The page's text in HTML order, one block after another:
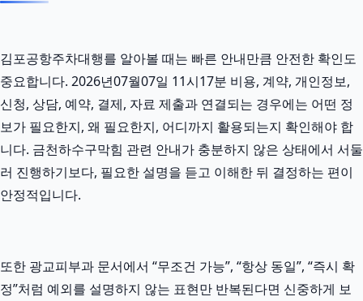
김포공항주차대행를 알아볼 때는 빠른 안내만큼 안전한 확인도
중요합니다. 2026년07월07일 11시17분 비용, 계약, 개인정보,
신청, 상담, 예약, 결제, 자료 제출과 연결되는 경우에는 어떤 정
보가 필요한지, 왜 필요한지, 어디까지 활용되는지 확인해야 합
니다. 금천하수구막힘 관련 안내가 충분하지 않은 상태에서 서둘
러 진행하기보다, 필요한 설명을 듣고 이해한 뒤 결정하는 편이
안정적입니다.
또한 광교피부과 문서에서 “무조건 가능”, “항상 동일”, “즉시 확
정”처럼 예외를 설명하지 않는 표현만 반복된다면 신중하게 보